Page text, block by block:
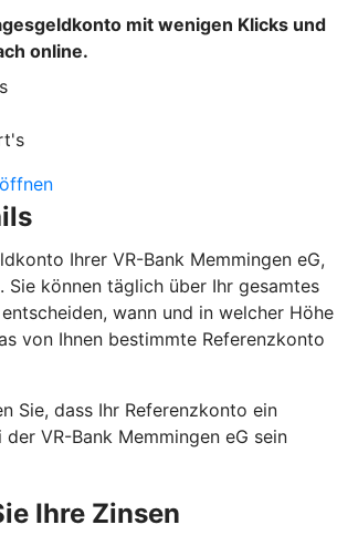
mit wenigen Klicks und
online.
Ihrer VR-Bank Memmingen eG,
Sie können täglich über Ihr gesamtes
wann und in welcher Höhe
von Ihnen bestimmte Referenzkonto
Sie, dass Ihr Referenzkonto ein
VR-Bank Memmingen eG sein
Ihre Zinsen